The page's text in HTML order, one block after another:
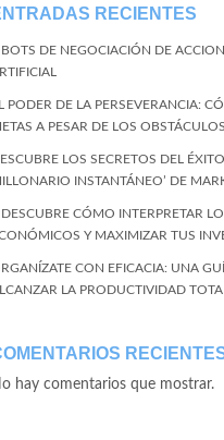
RECIENTES
DE NEGOCIACIÓN DE
PODER DE LA PERSEVERANCIA:
A PESAR DE LOS OBSTÁCULOS
LOS SECRETOS DEL
INSTANTÁNEO’ DE
CÓMO INTERPRETAR
Y MAXIMIZAR TUS
CON EFICACIA: UNA
LA PRODUCTIVIDAD
hay comentarios que mostrar.